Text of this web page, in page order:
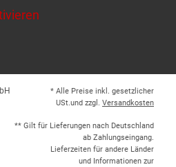
* Alle Preise inkl. gesetzlicher
USt.und zzgl. Versandkosten
** Gilt für Lieferungen nach Deutschland
ab Zahlungseingang.
Lieferzeiten für andere Länder
und Informationen zur